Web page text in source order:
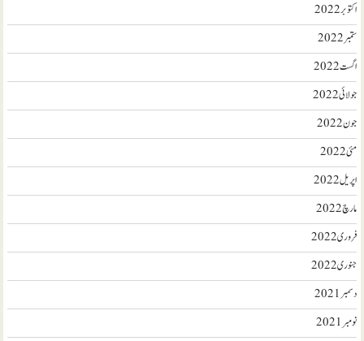
اکتوبر 2022
ستمبر 2022
اگست 2022
جولائی 2022
جون 2022
مئی 2022
اپریل 2022
مارچ 2022
فروری 2022
جنوری 2022
دسمبر 2021
نومبر 2021